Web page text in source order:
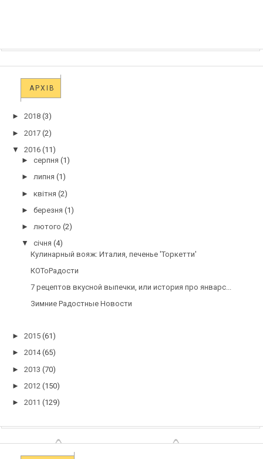
АРХІВ
► 2018 (3)
► 2017 (2)
▼
2016 (11)
► серпня (1)
► липня (1)
► квітня (2)
► березня (1)
► лютого (2)
▼
січня (4)
Кулинарный вояж: Италия, печенье 'Торкетти'
КОТоРадости
7 рецептов вкусной выпечки, или история про январс...
Зимние Радостные Новости
► 2015 (61)
► 2014 (65)
► 2013 (70)
► 2012 (150)
► 2011 (129)